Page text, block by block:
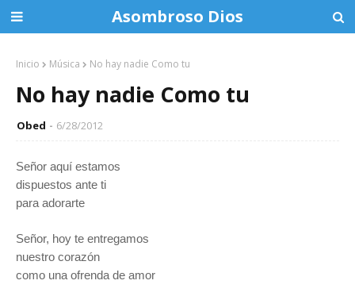
Asombroso Dios
Inicio Música No hay nadie Como tu
No hay nadie Como tu
Obed 6/28/2012
Señor aquí estamos
dispuestos ante ti
para adorarte
Señor, hoy te entregamos
nuestro corazón
como una ofrenda de amor